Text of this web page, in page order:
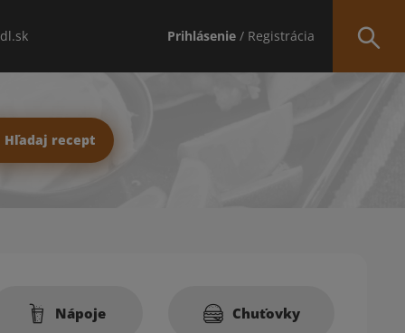
Prihlásenie / Registrácia
Hľadaj recept
Nápoje Chuťovky